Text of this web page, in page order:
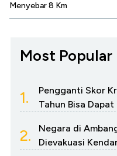
Menyebar 8 Km
Most Popular
1.
Pengganti Skor
Tahun Bisa Dapat
2.
Negara di
Dievakuasi